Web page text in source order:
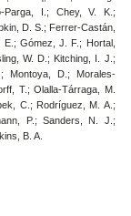
Parga, I.; Chey, V. K.;
D. S.; Ferrer-Castán,
E.; Gómez, J. F.; Hortal,
W. D.; Kitching, I. J.;
Montoya, D.; Morales-
T.; Olalla-Tárraga, M.
C.; Rodríguez, M. A.;
P.; Sanders, N. J.;
B. A.